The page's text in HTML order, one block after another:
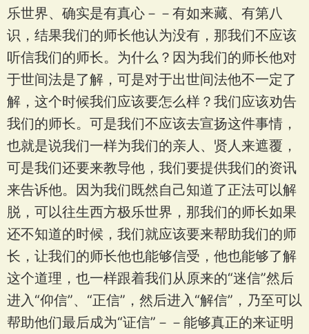
乐世界、确实是有真心－－有如来藏、有第八
识，结果我们的师长他认为没有，那我们不应该
听信我们的师长。为什么？因为我们的师长他对
于世间法是了解，可是对于出世间法他不一定了
解，这个时候我们应该要怎么样？我们应该劝告
我们的师长。可是我们不应该去宣扬这件事情，
也就是说我们一样为我们的亲人、贤人来遮覆，
可是我们还要来教导他，我们要提供我们的资讯
来告诉他。因为我们既然自己知道了正法可以解
脱，可以往生西方极乐世界，那我们的师长如果
还不知道的时候，我们就应该要来帮助我们的师
长，让我们的师长他也能够信受，他也能够了解
这个道理，也一样跟着我们从原来的“迷信”然后
进入“仰信”、“正信”，然后进入“解信”，乃至可以
帮助他们最后成为“证信”－－能够真正的来证明